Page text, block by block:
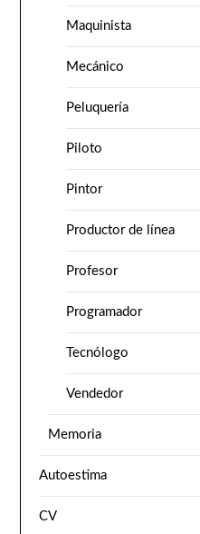
Maquinista
Mecánico
Peluquería
Piloto
Pintor
Productor de línea
Profesor
Programador
Tecnólogo
Vendedor
Memoria
Autoestima
CV